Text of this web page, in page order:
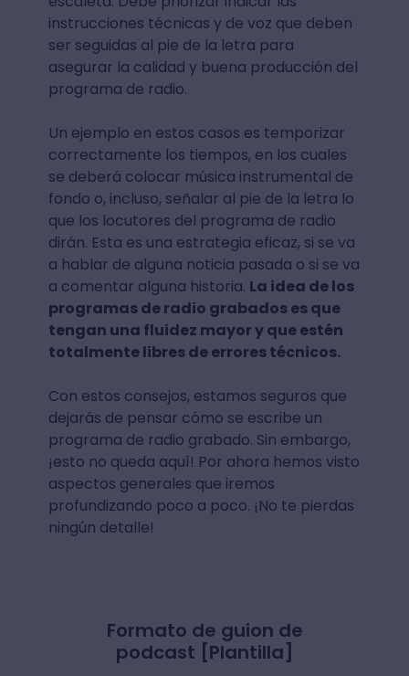
instrucciones técnicas y de voz que deben
ser seguidas al pie de la letra para
asegurar la calidad y buena producción del
programa de radio.
Un ejemplo en estos casos es temporizar
correctamente los tiempos, en los cuales
se deberá colocar música instrumental de
fondo o, incluso, señalar al pie de la letra lo
que los locutores del programa de radio
dirán. Esta es una estrategia eficaz, si se va
a hablar de alguna noticia pasada o si se va
a comentar alguna historia. La idea de los
programas de radio grabados es que
tengan una fluidez mayor y que estén
totalmente libres de errores técnicos.
Con estos consejos, estamos seguros que
dejarás de pensar cómo se escribe un
programa de radio grabado. Sin embargo,
¡esto no queda aquí! Por ahora hemos visto
aspectos generales que iremos
profundizando poco a poco. ¡No te pierdas
ningún detalle!
Formato de guion de
podcast [Plantilla]